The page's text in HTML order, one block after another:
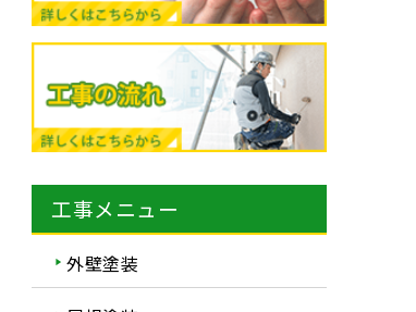
工事メニュー
外壁塗装